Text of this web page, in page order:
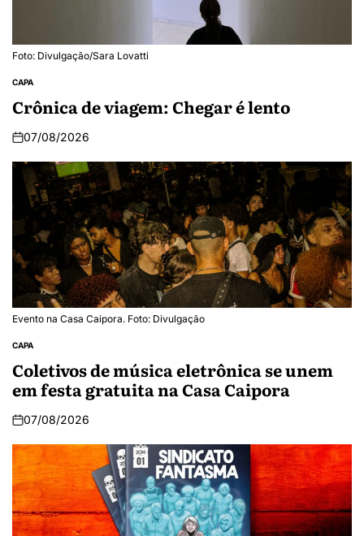
Foto: Divulgação/Sara Lovatti
CAPA
Crônica de viagem: Chegar é lento
07/08/2026
Evento na Casa Caipora. Foto: Divulgação
CAPA
Coletivos de música eletrônica se unem
em festa gratuita na Casa Caipora
07/08/2026